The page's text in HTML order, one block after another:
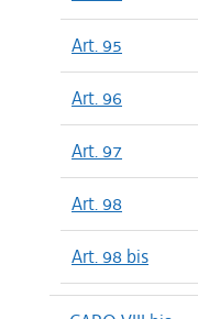
Art. 95
Art. 96
Art. 97
Art. 98
Art. 98 bis